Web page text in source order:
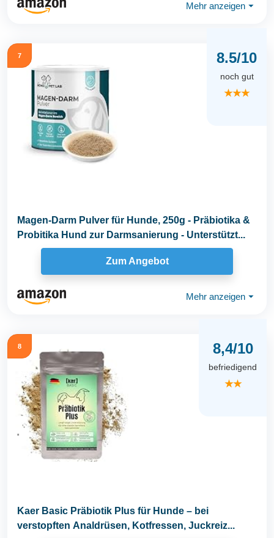
Mehr anzeigen ⏷
7 8.5/10
noch gut
★★★
Magen-Darm Pulver für Hunde, 250g - Präbiotika &
Probitika Hund zur Darmsanierung - Unterstützt...
Zum Angebot
Mehr anzeigen ⏷
8 8,4/10
befriedigend
★★
Kaer Basic Präbiotik Plus für Hunde – bei
verstopften Analdrüsen, Kotfressen, Juckreiz...